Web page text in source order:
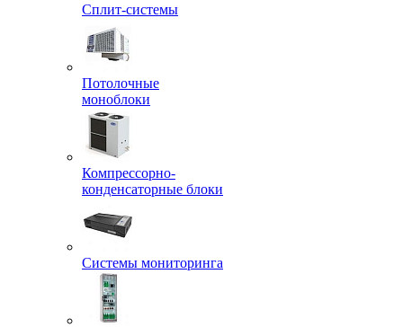
Сплит-системы
Потолочные
моноблоки
Компрессорно-
конденсаторные блоки
Системы мониторинга